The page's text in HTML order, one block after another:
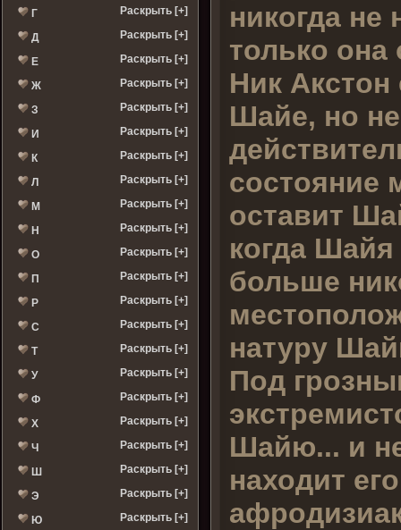
Г Раскрыть [+]
Д Раскрыть [+]
Е Раскрыть [+]
Ж Раскрыть [+]
З Раскрыть [+]
И Раскрыть [+]
К Раскрыть [+]
Л Раскрыть [+]
М Раскрыть [+]
Н Раскрыть [+]
О Раскрыть [+]
П Раскрыть [+]
Р Раскрыть [+]
С Раскрыть [+]
Т Раскрыть [+]
У Раскрыть [+]
Ф Раскрыть [+]
Х Раскрыть [+]
Ч Раскрыть [+]
Ш Раскрыть [+]
Э Раскрыть [+]
Ю Раскрыть [+]
никогда не
только
Ник Акстон
Шайе, но
состояние
оставит
когда
больше
натуру
Под
Шайю... и
находит